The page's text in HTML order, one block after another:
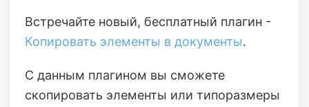
Встречайте новый, бесплатный плагин -
Копировать элементы в документы.
С данным плагином вы сможете
скопировать элементы или типоразмеры